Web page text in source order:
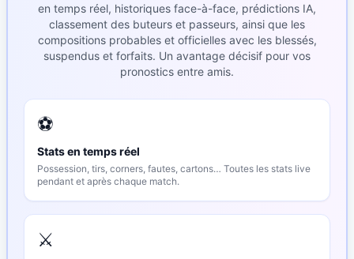
en temps réel, historiques face-à-face, prédictions IA,
classement des buteurs et passeurs, ainsi que les
compositions probables et officielles avec les blessés,
suspendus et forfaits. Un avantage décisif pour vos
pronostics entre amis.
⚽
Stats en temps réel
Possession, tirs, corners, fautes, cartons… Toutes les stats live
pendant et après chaque match.
⚔️